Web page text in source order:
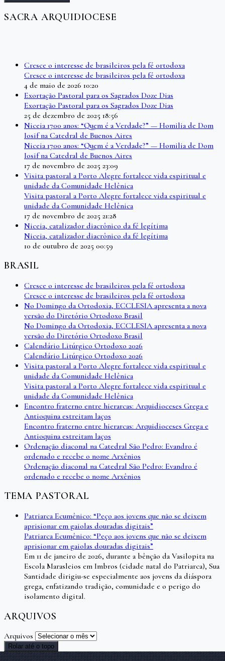
SACRA ARQUIDIOCESE
Cresce o interesse de brasileiros pela fé ortodoxa
Cresce o interesse de brasileiros pela fé ortodoxa
4 de maio de 2026 10:20
Exortação Pastoral para os Sagrados Doze Dias
Exortação Pastoral para os Sagrados Doze Dias
25 de dezembro de 2025 18:56
Niceia 1700 anos: “Quem é a Verdade?” — Homilia de Dom
Iosif na Catedral de Buenos Aires
Niceia 1700 anos: “Quem é a Verdade?” — Homilia de Dom
Iosif na Catedral de Buenos Aires
17 de novembro de 2025 23:09
Visita pastoral a Porto Alegre fortalece vida espiritual e
unidade da Comunidade Helênica
Visita pastoral a Porto Alegre fortalece vida espiritual e
unidade da Comunidade Helênica
17 de novembro de 2025 21:28
Niceia, catalizador diacrônico da fé legítima
Niceia, catalizador diacrônico da fé legítima
10 de outubro de 2025 00:59
BRASIL
Cresce o interesse de brasileiros pela fé ortodoxa
Cresce o interesse de brasileiros pela fé ortodoxa
No Domingo da Ortodoxia, ECCLESIA apresenta a nova
versão do Diretório Ortodoxo Brasil
No Domingo da Ortodoxia, ECCLESIA apresenta a nova
versão do Diretório Ortodoxo Brasil
Calendário Litúrgico Ortodoxo 2026
Calendário Litúrgico Ortodoxo 2026
Visita pastoral a Porto Alegre fortalece vida espiritual e
unidade da Comunidade Helênica
Visita pastoral a Porto Alegre fortalece vida espiritual e
unidade da Comunidade Helênica
Encontro fraterno entre hierarcas: Arquidioceses Grega e
Antioquina estreitam laços
Encontro fraterno entre hierarcas: Arquidioceses Grega e
Antioquina estreitam laços
Ordenação diaconal na Catedral São Pedro: Evandro é
ordenado e recebe o nome Arxênios
Ordenação diaconal na Catedral São Pedro: Evandro é
ordenado e recebe o nome Arxênios
TEMA PASTORAL
Patriarca Ecumênico: “Peço aos jovens que não se deixem
aprisionar em gaiolas douradas digitais”
Patriarca Ecumênico: “Peço aos jovens que não se deixem
aprisionar em gaiolas douradas digitais”
Em 11 de janeiro de 2026, durante a bênção da Vasilopita na
Escola Marasleios em Imbros (cidade natal do Patriarca), Sua
Santidade dirigiu-se especialmente aos jovens da diáspora
grega, enfatizando tradição, comunidade e o perigo do
isolamento digital.
ARQUIVOS
Arquivos
Rolar até o topo